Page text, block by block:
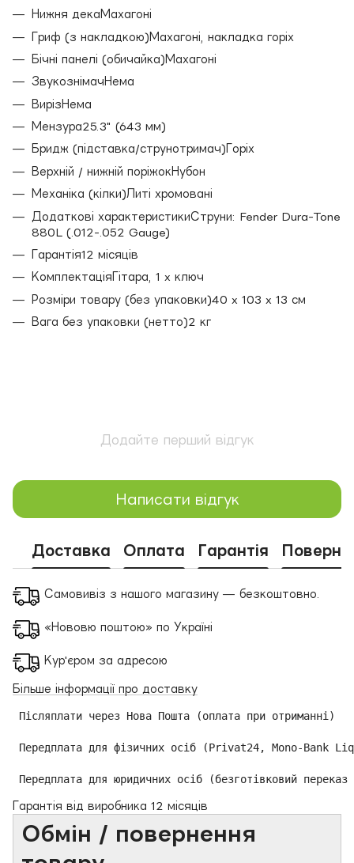
Нижня декаМахагоні
Гриф (з накладкою)Махагоні, накладка горіх
Бічні панелі (обичайка)Махагоні
ЗвукознімачНема
ВирізНема
Мензура25.3" (643 мм)
Бридж (підставка/струнотримач)Горіх
Верхній / нижній поріжокНубон
Механіка (кілки)Литі хромовані
Додаткові характеристикиСтруни: Fender Dura-Tone
880L (.012-.052 Gauge)
Гарантія12 місяців
КомплектаціяГітара, 1 x ключ
Розміри товару (без упаковки)40 x 103 x 13 см
Вага без упаковки (нетто)2 кг
Додайте перший відгук
Написати відгук
Доставка Оплата Гарантія
Самовивіз з нашого магазину — безкоштовно.
«Нововю поштою» по Україні
Кур'єром за адресою
Більше інформації про доставку
Післяплати через Нова Пошта (оплата при отриманні)
Передплата для фізичних осіб (Privat24, Mono-Bank
Передплата для юридичних осіб (безготівковий
Гарантія від виробника 12 місяців
Обмін / повернення